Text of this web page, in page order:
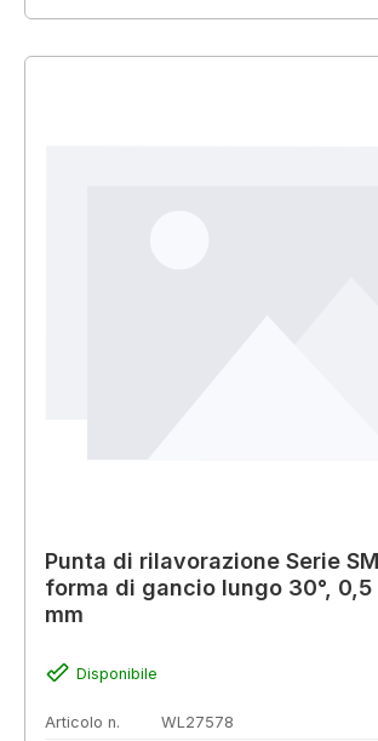
Punta di rilavorazione Serie
forma di gancio lungo 30°, 0,5
mm
Disponibile
Articolo n.
WL27578